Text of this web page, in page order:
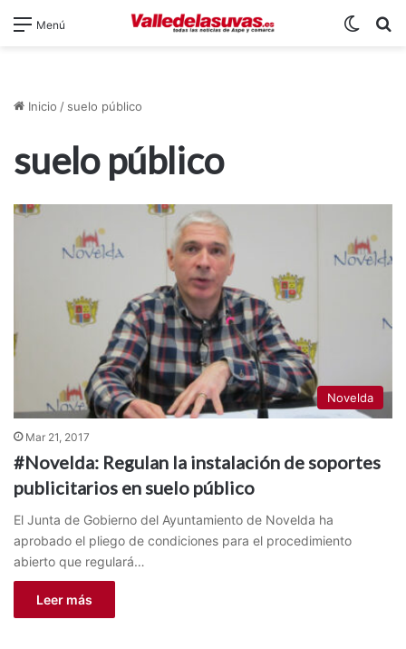
Menú
Inicio / suelo público
suelo público
Novelda
Mar 21, 2017
#Novelda: Regulan la instalación de soportes
publicitarios en suelo público
El Junta de Gobierno del Ayuntamiento de Novelda ha
aprobado el pliego de condiciones para el procedimiento
abierto que regulará…
Leer más